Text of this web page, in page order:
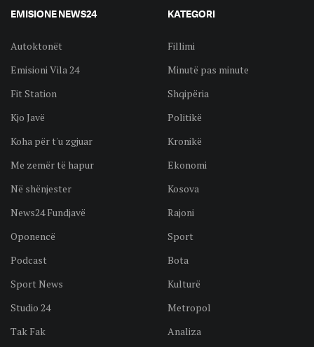
EMISIONE NEWS24
Autoktonët
Emisioni Vila 24
Fit Station
Kjo Javë
Koha për t'u zgjuar
Me zemër të hapur
Në shënjester
News24 Fundjavë
Oponencë
Podcast
Sport News
Studio 24
Tak Fak
KATEGORI
Fillimi
Minutë pas minute
Shqipëria
Politikë
Kronikë
Ekonomi
Kosova
Rajoni
Sport
Bota
Kulturë
Metropol
Analiza